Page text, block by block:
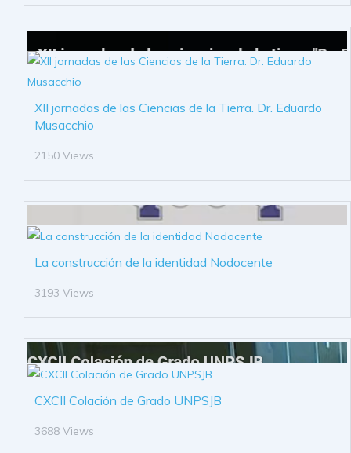
XII jornadas de las Ciencias de la Tierra. Dr. Eduardo
Musacchio
2150 Views
La construcción de la identidad Nodocente
3193 Views
CXCII Colación de Grado UNPSJB
3688 Views